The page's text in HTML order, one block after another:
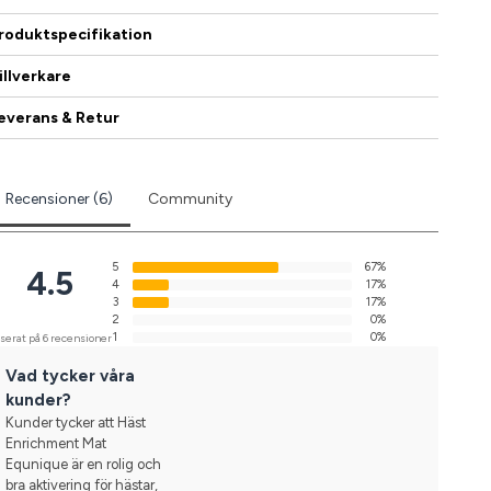
& Retur
Recensioner (6) Community
4.5
på 6 recensioner
5
67%
4
17%
3
17%
2
0%
1
0%
Vad tycker våra
kunder?
Kunder tycker att Häst
Enrichment Mat
Equnique är en rolig och
bra aktivering för hästar,